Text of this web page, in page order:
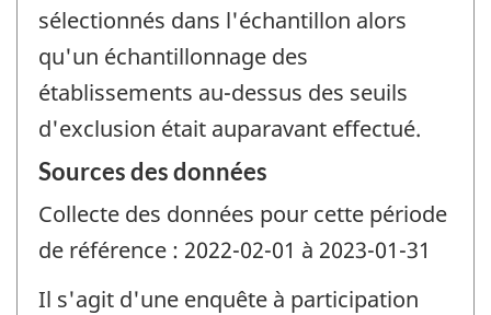
sélectionnés dans l'échantillon alors
qu'un échantillonnage des
établissements au-dessus des seuils
d'exclusion était auparavant effectué.
Sources des données
Collecte des données pour cette période
de référence : 2022-02-01 à 2023-01-31
Il s'agit d'une enquête à participation